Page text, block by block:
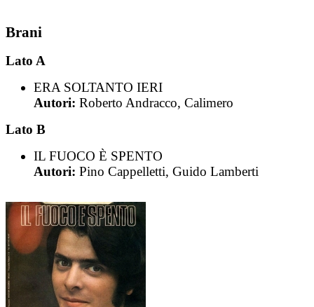
Brani
Lato A
ERA SOLTANTO IERI
Autori: Roberto Andracco, Calimero
Lato B
IL FUOCO È SPENTO
Autori: Pino Cappelletti, Guido Lamberti